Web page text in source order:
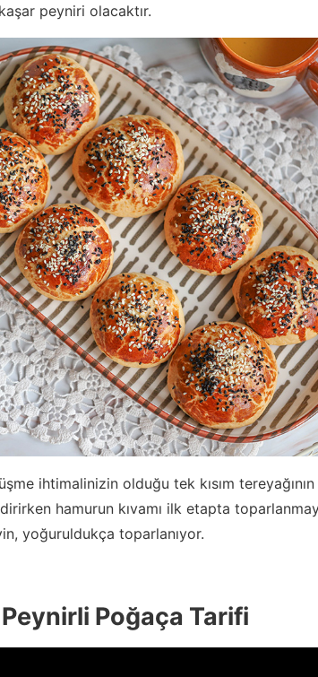
peyniri olacaktır.
ihtimalinizin olduğu tek kısım
hamurun kıvamı ilk etapta
yoğuruldukça toparlanıyor.
Poğaça Tarifi